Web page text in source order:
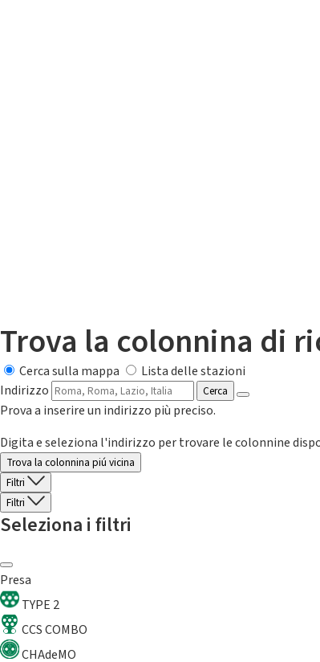
Trova la colonnina di
Cerca sulla mappa
Lista delle stazioni
Indirizzo
Cerca
Prova a inserire un indirizzo più preciso.
Digita e seleziona l'indirizzo per trovare le colonnine
Trova la colonnina piú vicina
Filtri
Filtri
Seleziona i filtri
Presa
TYPE 2
CCS COMBO
CHAdeMO